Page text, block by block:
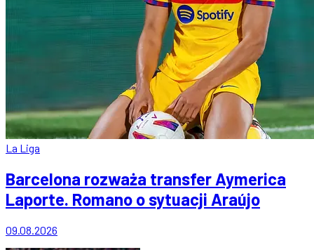
La Liga
Barcelona rozważa transfer Aymerica
Laporte. Romano o sytuacji Araújo
09.08.2026